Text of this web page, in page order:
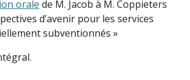
orale de M. Jacob à M. Coppieters
d’avenir pour les services
subventionnés »